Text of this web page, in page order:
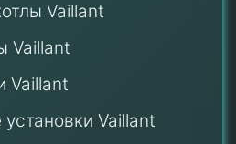
Vaillant
Vaillant
Vaillant
Vaillant